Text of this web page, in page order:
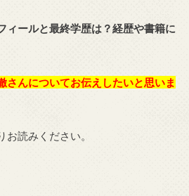
ィールと最終学歴は？経歴や書籍に
さんについてお伝えしたいと思いま
読みください。